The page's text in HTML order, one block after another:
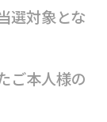
選対象とな
ご本人様の